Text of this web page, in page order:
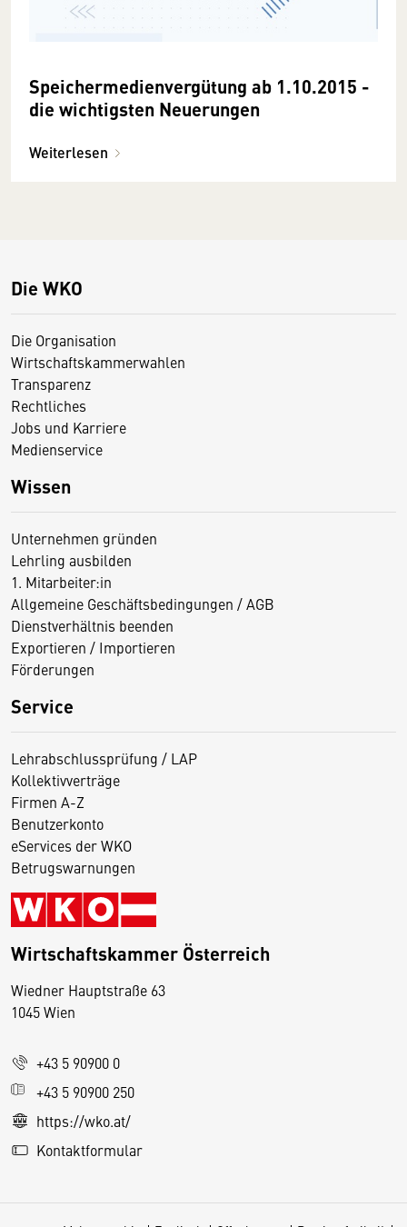
Speichermedienvergütung ab 1.10.2015 -
die wichtigsten Neuerungen
Weiterlesen
Die WKO
Die Organisation
Wirtschaftskammerwahlen
Transparenz
Rechtliches
Jobs und Karriere
Medienservice
Wissen
Unternehmen gründen
Lehrling ausbilden
1. Mitarbeiter:in
Allgemeine Geschäftsbedingungen / AGB
Dienstverhältnis beenden
Exportieren / Importieren
Förderungen
Service
Lehrabschlussprüfung / LAP
Kollektivverträge
Firmen A-Z
Benutzerkonto
eServices der WKO
Betrugswarnungen
Wirtschaftskammer Österreich
Wiedner Hauptstraße 63
1045 Wien
+43 5 90900 0
+43 5 90900 250
https://wko.at/
Kontaktformular
D
s
e
S
e